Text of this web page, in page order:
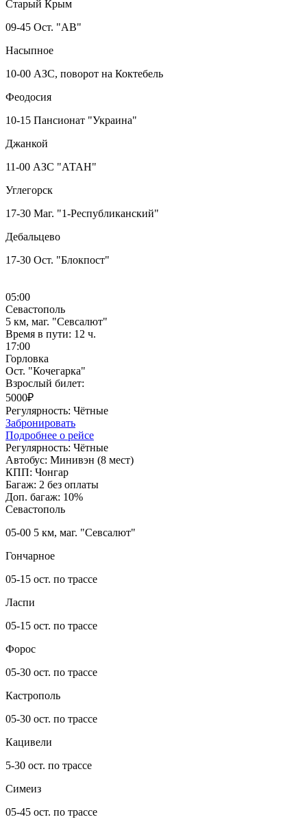
Старый Крым
09-45 Ост. "АВ"
Насыпное
10-00 АЗС, поворот на Коктебель
Феодосия
10-15 Пансионат "Украина"
Джанкой
11-00 АЗС "АТАН"
Углегорск
17-30 Маг. "1-Республиканский"
Дебальцево
17-30 Ост. "Блокпост"
05:00
Севастополь
5 км, маг. "Севсалют"
Время в пути: 12 ч.
17:00
Горловка
Ост. "Кочегарка"
Взрослый билет:
5000₽
Регулярность: Чётные
Забронировать
Подробнее о рейсе
Регулярность: Чётные
Автобус: Минивэн (8 мест)
КПП: Чонгар
Багаж: 2 без оплаты
Доп. багаж: 10%
Севастополь
05-00 5 км, маг. "Севсалют"
Гончарное
05-15 ост. по трассе
Ласпи
05-15 ост. по трассе
Форос
05-30 ост. по трассе
Кастрополь
05-30 ост. по трассе
Кацивели
5-30 ост. по трассе
Симеиз
05-45 ост. по трассе